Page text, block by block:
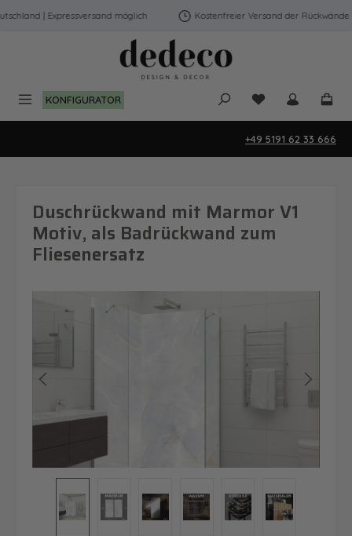
Zum Hauptinhalt springen
| Expressversand möglich Kostenfreier Versand der Rückwände
KONFIGURATOR Du hast 0
+49 5191 62 33 666
Duschrückwand mit Marmor V1
Motiv, als Badrückwand zum
Fliesenersatz